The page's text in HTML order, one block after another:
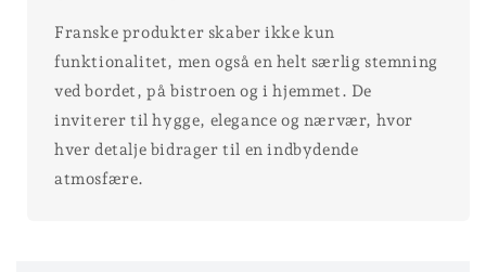
Franske produkter skaber ikke kun
funktionalitet, men også en helt særlig stemning
ved bordet, på bistroen og i hjemmet. De
inviterer til hygge, elegance og nærvær, hvor
hver detalje bidrager til en indbydende
atmosfære.